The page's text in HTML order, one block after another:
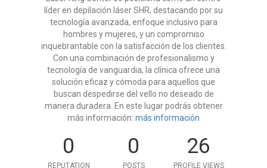
líder en depilación láser SHR, destacando por su
tecnología avanzada, enfoque inclusivo para
hombres y mujeres, y un compromiso
inquebrantable con la satisfacción de los clientes.
Con una combinación de profesionalismo y
tecnología de vanguardia, la clínica ofrece una
solución eficaz y cómoda para aquellos que
buscan despedirse del vello no deseado de
manera duradera. En este lugar podrás obtener
más información: más información
0
REPUTATION
0
POSTS
26
PROFILE VIEWS